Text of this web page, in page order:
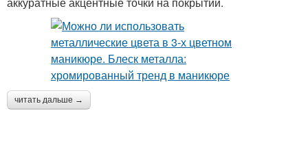
читать дальше →